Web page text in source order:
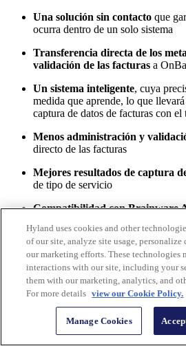
Una solución sin contacto que
ocurra dentro de un solo sistema
Transferencia directa de los
validación de las facturas a
Un sistema inteligente, cuya
medida que aprende, lo que
captura de datos de facturas con el
Menos administración y
directo de las facturas
Mejores resultados de captura
de tipo de servicio
Compatibilidad con Brainware
Soporte mejorado para la
SAP y Workday, lo que ayudará
cuando cambien las credenciales
Cómo obtener más
lanzamientos de Hyland
trimestre de 2024
Hyland uses cookies and other
of our site, analyze site usage, personalize
our marketing efforts. These technologies
interactions with our site, including your
them with our marketing, analytics, and
For more details view our Cookie Policy.
Manage Cookies